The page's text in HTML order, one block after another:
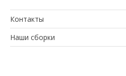
Контакты
Наши сборки